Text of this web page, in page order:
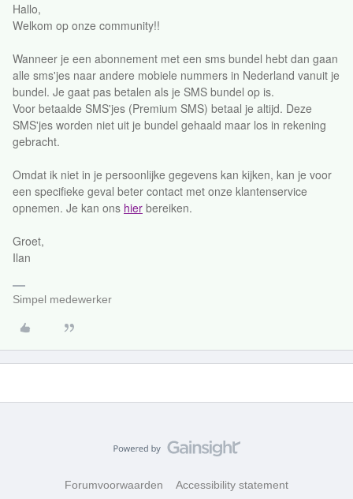
Hallo,
Welkom op onze community!!
Wanneer je een abonnement met een sms bundel hebt dan gaan
alle sms'jes naar andere mobiele nummers in Nederland vanuit je
bundel. Je gaat pas betalen als je SMS bundel op is.
Voor betaalde SMS'jes (Premium SMS) betaal je altijd. Deze
SMS'jes worden niet uit je bundel gehaald maar los in rekening
gebracht.
Omdat ik niet in je persoonlijke gegevens kan kijken, kan je voor
een specifieke geval beter contact met onze klantenservice
opnemen. Je kan ons hier bereiken.
Groet,
Ilan
Simpel medewerker
Forumvoorwaarden Accessibility statement